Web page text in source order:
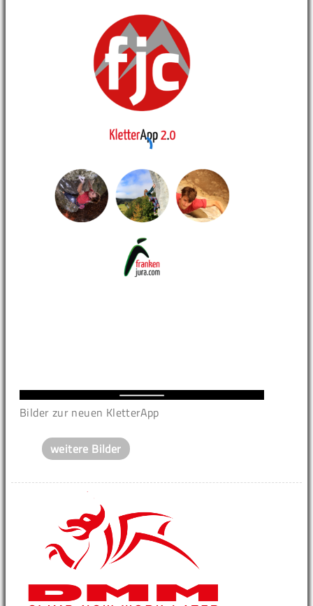
Bilder zur neuen KletterApp
weitere Bilder